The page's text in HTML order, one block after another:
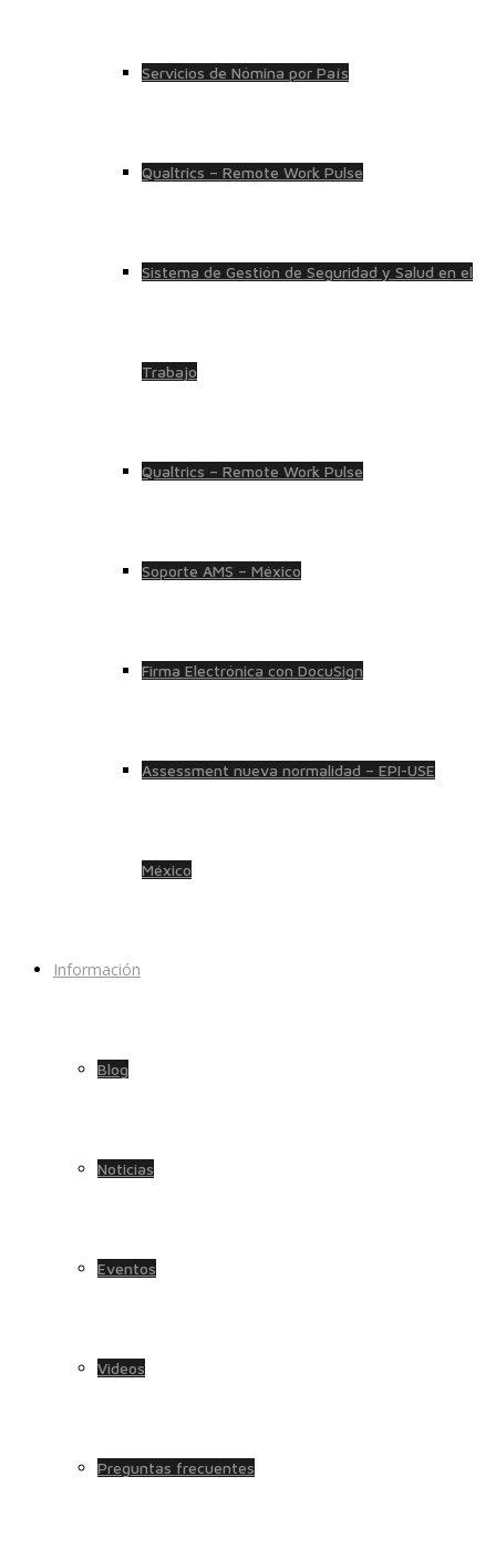
Servicios de Nómina por País
Qualtrics – Remote Work Pulse
Sistema de Gestión de Seguridad y Salud en el
Trabajo
Qualtrics – Remote Work Pulse
Soporte AMS – México
Firma Electrónica con DocuSign
Assessment nueva normalidad – EPI-USE
México
Información
Blog
Noticias
Eventos
Videos
Preguntas frecuentes